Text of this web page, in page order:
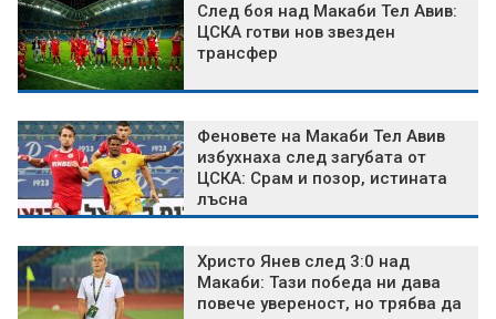
След боя над Макаби Тел Авив:
ЦСКА готви нов звезден
трансфер
Феновете на Макаби Тел Авив
избухнаха след загубата от
ЦСКА: Срам и позор, истината
лъсна
Христо Янев след 3:0 над
Макаби: Тази победа ни дава
повече увереност, но трябва да